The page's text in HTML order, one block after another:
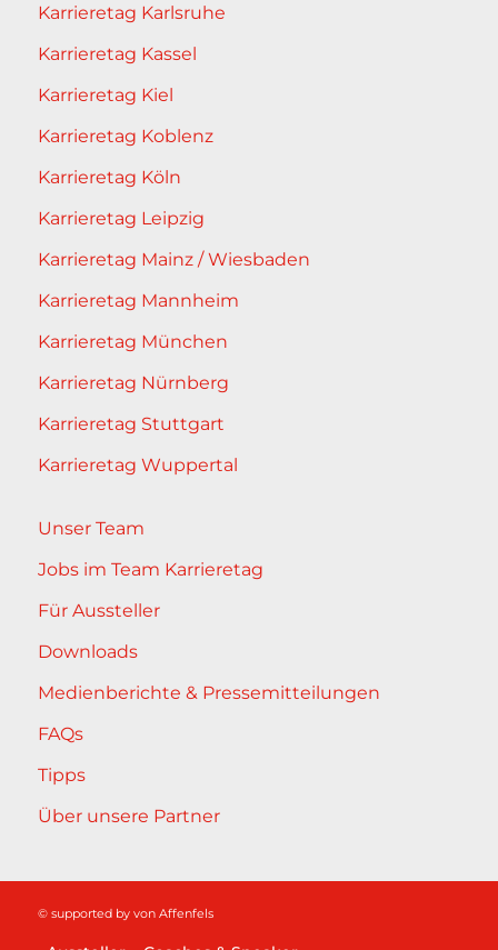
Karrieretag Karlsruhe
Karrieretag Kassel
Karrieretag Kiel
Karrieretag Koblenz
Karrieretag Köln
Karrieretag Leipzig
Karrieretag Mainz / Wiesbaden
Karrieretag Mannheim
Karrieretag München
Karrieretag Nürnberg
Karrieretag Stuttgart
Karrieretag Wuppertal
Unser Team
Jobs im Team Karrieretag
Für Aussteller
Downloads
Medienberichte & Pressemitteilungen
FAQs
Tipps
Über unsere Partner
© supported by von Affenfels